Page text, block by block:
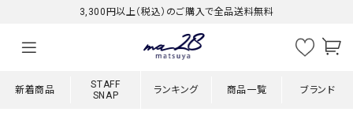
3,300円以上（税込）のご購入で全品送料無料
新着商品
STAFF
SNAP
ランキング 商品一覧 ブランド